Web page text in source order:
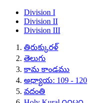
Division I
Division II
Division III
తిరుక్కురళ్
తెలుగు
కామ కాండము
అధ్యాయ: 109 - 120
వదంతి